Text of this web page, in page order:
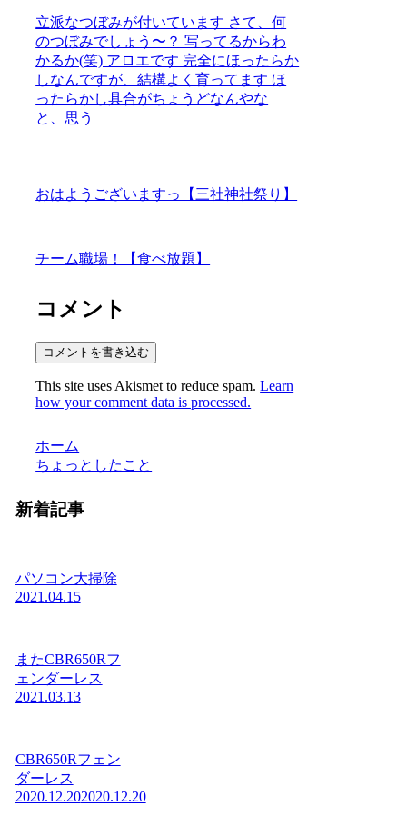
立派なつぼみが付いています さて、何
のつぼみでしょう〜？ 写ってるからわ
かるか(笑) アロエです 完全にほったらか
しなんですが、結構よく育ってます ほ
ったらかし具合がちょうどなんやな
と、思う
おはようございますっ【三社神社祭り】
チーム職場！【食べ放題】
コメント
コメントを書き込む
This site uses Akismet to reduce spam.Learn
how your comment data is processed.
ホーム
ちょっとしたこと
新着記事
パソコン大掃除
2021.04.15
またCBR650Rフ
ェンダーレス
2021.03.13
CBR650Rフェン
ダーレス
2020.12.202020.12.20